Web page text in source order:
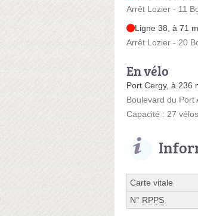
Arrêt Lozier - 11
Ligne 38, à 71 m
Arrêt Lozier - 20
En vélo
Port Cergy, à 236
Boulevard du Port
Capacité : 27 vélos
Carte vitale
N° RPPS